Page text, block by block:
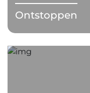
Ontstoppen